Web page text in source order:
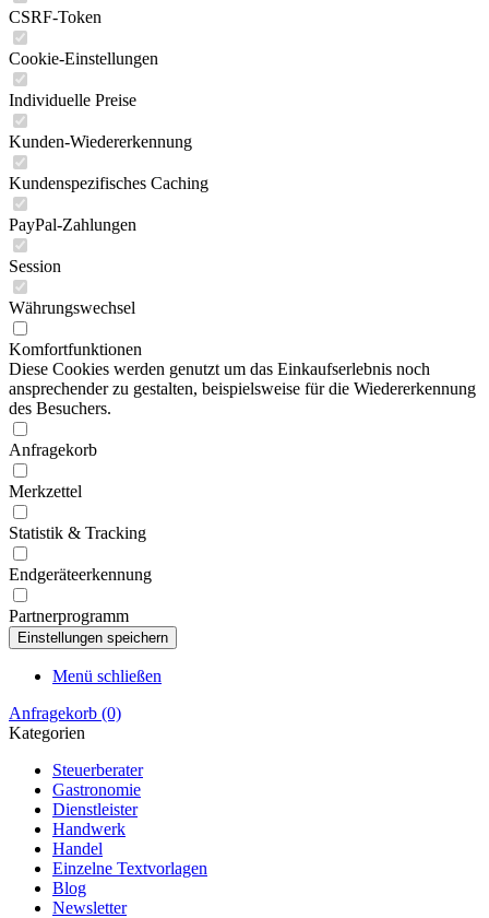
CSRF-Token
Cookie-Einstellungen
Individuelle Preise
Kunden-Wiedererkennung
Kundenspezifisches Caching
PayPal-Zahlungen
Session
Währungswechsel
Komfortfunktionen
Diese Cookies werden genutzt um das Einkaufserlebnis noch
ansprechender zu gestalten, beispielsweise für die Wiedererkennung
des Besuchers.
Anfragekorb
Merkzettel
Statistik & Tracking
Endgeräteerkennung
Partnerprogramm
Menü schließen
Anfragekorb (0)
Kategorien
Steuerberater
Gastronomie
Dienstleister
Handwerk
Handel
Einzelne Textvorlagen
Blog
Newsletter